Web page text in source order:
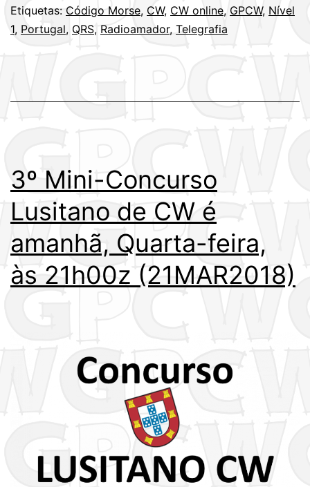
Etiquetas: Código Morse, CW, CW online, GPCW, Nível
1, Portugal, QRS, Radioamador, Telegrafia
3º Mini-Concurso
Lusitano de CW é
amanhã, Quarta-feira,
às 21h00z (21MAR2018)